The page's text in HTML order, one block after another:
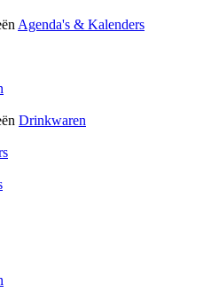
Agenda's & Kalenders
Drinkwaren